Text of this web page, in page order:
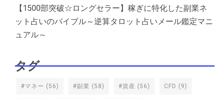
【1500部突破☆ロングセラー】稼ぎに特化した副業ネ
ット占いのバイブル～逆算タロット占いメール鑑定マニ
ュアル～
タグ
#マネー (56) #副業 (58) #資産 (56) CFD (9)